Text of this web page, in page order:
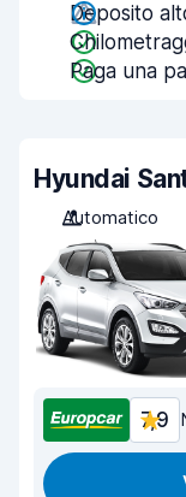
Deposito
Paga una
Hyundai
Automatico
7,9